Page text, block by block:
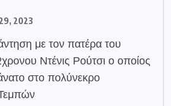
2023
με τον πατέρα του
Ντένις Ρούτσι ο οποίος
στο πολύνεκρο